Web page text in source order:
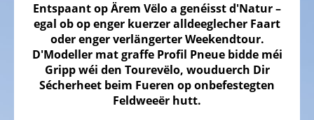
Vëloen
Mountainbikes,
MTB
Touren
Entspaant op Ärem Vëlo a genéisst d'Natur –
egal ob op enger kuerzer alldeeglecher Faart
oder enger verlängerter Weekendtour.
D'Modeller mat graffe Profil Pneue bidde méi
Gripp wéi den Tourevëlo, wouduerch Dir
Sécherheet beim Fueren op onbefestegten
Feldweeër hutt.